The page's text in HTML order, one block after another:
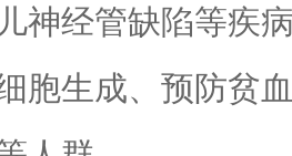
神经管缺陷等疾
胞生成、预防贫